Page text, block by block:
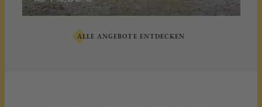
ALLE ANGEBOTE ENTDECKEN